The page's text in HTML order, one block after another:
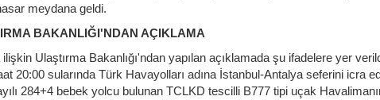
meydana geldi.
BAKANLIĞI'NDAN AÇIKLAMA
Ulaştırma Bakanlığı'ndan yapılan açıklamada şu ifadelere yer
20:00 sularında Türk Havayolları adına İstanbul-Antalya seferini icra
284+4 bebek yolcu bulunan TCLKD tescilli B777 tipi uçak